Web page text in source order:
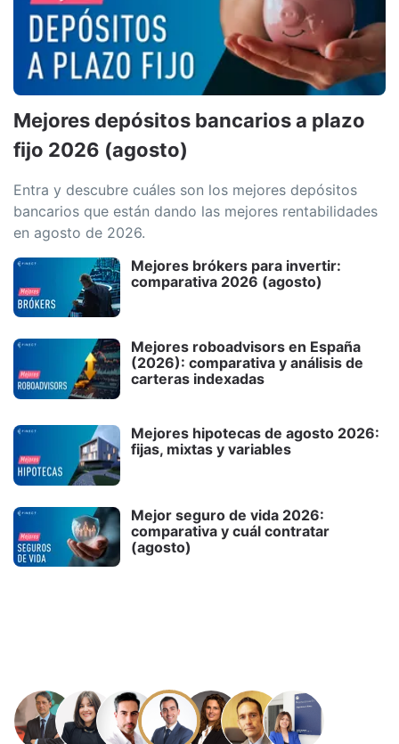
Mejores depósitos bancarios a plazo
fijo 2026 (agosto)
Entra y descubre cuáles son los mejores depósitos
bancarios que están dando las mejores rentabilidades
en agosto de 2026.
Mejores brókers para invertir:
comparativa 2026 (agosto)
Mejores roboadvisors en España
(2026): comparativa y análisis de
carteras indexadas
Mejores hipotecas de agosto 2026:
fijas, mixtas y variables
Mejor seguro de vida 2026:
comparativa y cuál contratar
(agosto)